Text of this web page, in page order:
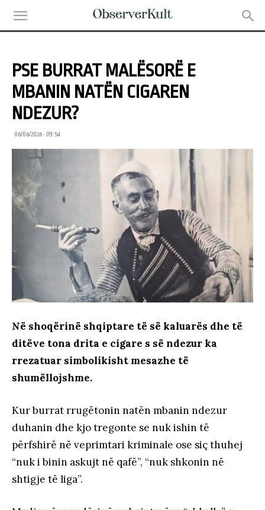
PSE BURRAT MALËSORË E
MBANIN NATËN CIGAREN
NDEZUR?
06/06/2026 • 09:54
Në shoqërinë shqiptare të së kaluarës dhe të
ditëve tona drita e cigare s së ndezur ka
rrezatuar simbolikisht mesazhe të
shumëllojshme.
Kur burrat rrugëtonin natën mbanin ndezur
duhanin dhe kjo tregonte se nuk ishin të
përfshirë në veprimtari kriminale ose siç thuhej
“nuk i binin askujt në qafë”, “nuk shkonin në
shtigje të liga”.